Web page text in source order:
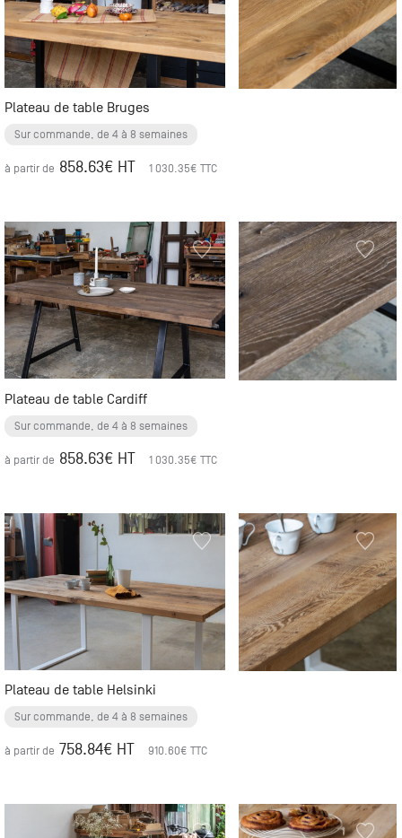
Plateau de table Bruges
Sur commande, de 4 à 8 semaines
à partir de 858.63€ HT 1 030.35€ TTC
Plateau de table Cardiff
Sur commande, de 4 à 8 semaines
à partir de 858.63€ HT 1 030.35€ TTC
Plateau de table Helsinki
Sur commande, de 4 à 8 semaines
à partir de 758.84€ HT 910.60€ TTC